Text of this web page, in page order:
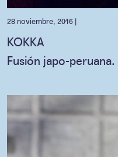
28 noviembre, 2016 |
KOKKA
Fusión japo-peruana.